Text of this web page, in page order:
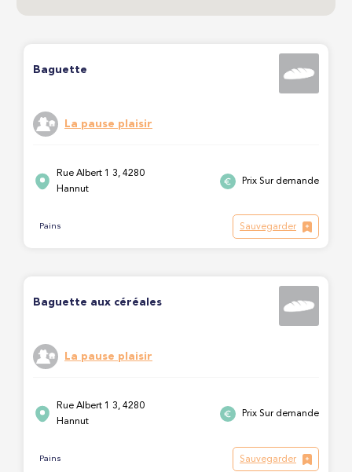
Baguette
La pause plaisir
Rue Albert 1 3, 4280
Hannut
Prix Sur demande
Pains Sauvegarder
Baguette aux céréales
La pause plaisir
Rue Albert 1 3, 4280
Hannut
Prix Sur demande
Pains Sauvegarder